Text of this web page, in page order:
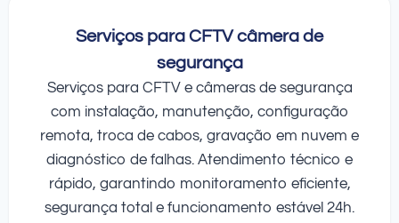
Serviços para CFTV câmera de
segurança
Serviços para CFTV e câmeras de segurança
com instalação, manutenção, configuração
remota, troca de cabos, gravação em nuvem e
diagnóstico de falhas. Atendimento técnico e
rápido, garantindo monitoramento eficiente,
segurança total e funcionamento estável 24h.